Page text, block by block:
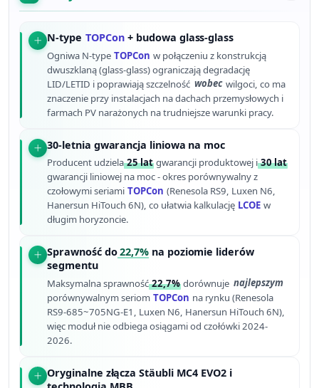
N-type TOPCon + budowa glass-glass
Ogniwa N-type TOPCon w połączeniu z konstrukcją
dwuszklaną (glass-glass) ograniczają degradację
LID/LETID i poprawiają szczelność wobec wilgoci, co ma
znaczenie przy instalacjach na dachach przemysłowych i
farmach PV narażonych na trudniejsze warunki pracy.
30-letnia gwarancja liniowa na moc
Producent udziela25 lat gwarancji produktowej i30 lat
gwarancji liniowej na moc - okres porównywalny z
czołowymi seriami TOPCon (Renesola RS9, Luxen N6,
Hanersun HiTouch 6N), co ułatwia kalkulację LCOE w
długim horyzoncie.
Sprawność do22,7% na poziomie liderów
segmentu
Maksymalna sprawność22,7% dorównuje najlepszym
porównywalnym seriom TOPCon na rynku (Renesola
RS9-685~705NG-E1, Luxen N6, Hanersun HiTouch 6N),
więc moduł nie odbiega osiągami od czołówki 2024-
2026.
Oryginalne złącza Stäubli MC4 EVO2 i